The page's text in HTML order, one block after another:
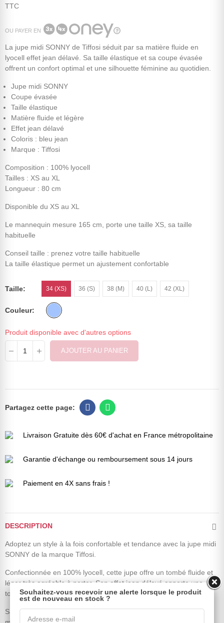
TTC
OU PAYER EN
La jupe midi SONNY de Tiffosi séduit par sa matière fluide en
lyocell effet jean délavé. Sa taille élastique et sa coupe évasée
offrent un confort optimal et une silhouette féminine au quotidien.
Jupe midi SONNY
Coupe évasée
Taille élastique
Matière fluide et légère
Effet jean délavé
Coloris : bleu jean
Marque : Tiffosi
Composition : 100% lyocell
Tailles : XS au XL
Longueur : 80 cm
Disponible du XS au XL
Le mannequin mesure 165 cm, porte une taille XS, sa taille
habituelle
Conseil taille : prenez votre taille habituelle
La taille élastique permet un ajustement confortable
Taille 34 (XS) 36 (S) 38 (M) 40 (L) 42 (XL)
Couleur
Produit disponible avec d'autres options
AJOUTER AU PANIER
Livraison Gratuite dès 60€ d'achat en France métropolitaine
Garantie d'échange ou remboursement sous 14 jours
Paiement en 4X sans frais !
DESCRIPTION
Adoptez un style à la fois confortable et tendance avec la jupe midi
SONNY de la marque Tiffosi.
Confectionnée en 100% lyocell, cette jupe offre un tombé fluide et
léger très agréable à porter. Son effet jean délavé apporte une
touche casual moderne tout en conservant une belle élégance.
Sa coupe évasée sublime la silhouette en accompagnant les
Souhaitez-vous recevoir une alerte lorsque le produit
est de nouveau en stock ?